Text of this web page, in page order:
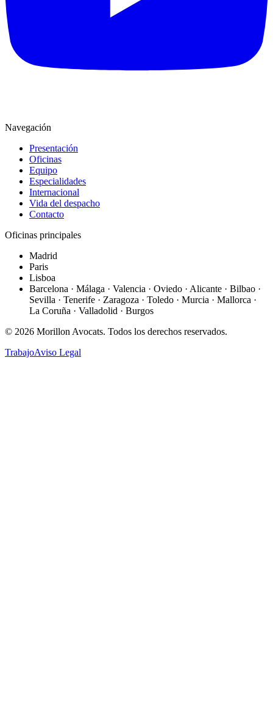
Navegación
Presentación
Oficinas
Equipo
Especialidades
Internacional
Vida del despacho
Contacto
Oficinas principales
Madrid
Paris
Lisboa
Barcelona · Málaga · Valencia · Oviedo · Alicante · Bilbao ·
Sevilla · Tenerife · Zaragoza · Toledo · Murcia · Mallorca ·
La Coruña · Valladolid · Burgos
© 2026 Morillon Avocats. Todos los derechos reservados.
TrabajoAviso Legal